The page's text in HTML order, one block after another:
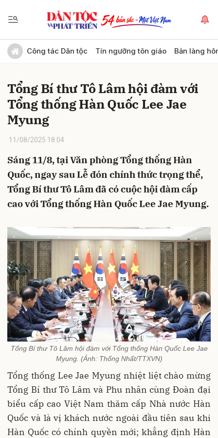
Công tác Dân tộc Tín ngưỡng tôn giáo Bản làng
Tổng Bí thư Tô Lâm hội đàm với
Tổng thống Hàn Quốc Lee Jae
Myung
11/08/2025 18:04
Sáng 11/8, tại Văn phòng Tổng thống Hàn
Quốc, ngay sau Lễ đón chính thức trọng thể,
Tổng Bí thư Tô Lâm đã có cuộc hội đàm cấp
cao với Tổng thống Hàn Quốc Lee Jae Myung.
Tổng Bí thư Tô Lâm hội đàm với Tổng thống Hàn Quốc Lee Jae
Myung. (Ảnh: Thống Nhất/TTXVN)
Tổng thống Lee Jae Myung nhiệt liệt chào mừng
Tổng Bí thư Tô Lâm và Phu nhân cùng Đoàn đại
biểu cấp cao Việt Nam thăm cấp Nhà nước Hàn
Quốc và là vị khách nước ngoài đầu tiên sau khi
Hàn Quốc có chính quyền mới; khẳng định Hàn
Gửi bình luận